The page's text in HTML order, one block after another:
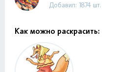
Добавил: 1874 шт.
Как можно раскрасить: